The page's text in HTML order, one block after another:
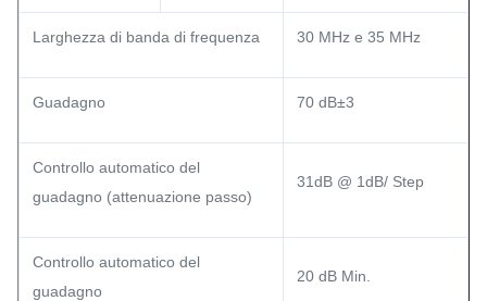
Larghezza di banda di frequenza 30 MHz e 35 MHz
Guadagno 70 dB±3
Controllo automatico del
guadagno (attenuazione passo)
31dB @ 1dB/ Step
Controllo automatico del
guadagno
20 dB Min.